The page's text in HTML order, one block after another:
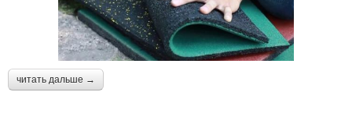
читать дальше →